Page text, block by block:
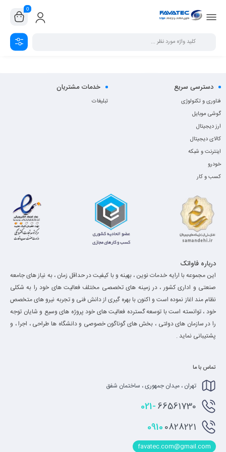
0
دسترسی سریع
فناوری و تکنولوژی
گوشی موبایل
ارز دیجیتال
کالای دیجیتال
اینترنت و شبکه
خودرو
کسب و کار
خدمات مشتریان
تبلیغات
درباره فاواتک
این مجموعه با ارایه خدمات نوین ، بهینه و با کیفیت در حداقل زمان ، به نیاز های جامعه
صنعتی و اداری کشور ، در زمینه های تخصصی مختلف فعالیت های خود را به شکلی
نظام مند اغاز نموده است و اکنون با بهره گیری از دانش فنی و تجربه نیرو های متخصص
خود ، توانسته است با توسعه گسترده فعالیت های خود پروژه های وسیع و شایان توجه
را در سازمان های دولتی ، بخش های گوناگون خصوصی و دانشگاه ها طراحی ، اجرا ، و
پشتیبانی نماید .
تماس با ما
تهران ، میدان جمهوری ، ساختمان شفق
021-66561730
09100828221
favatec.com@gmail.com